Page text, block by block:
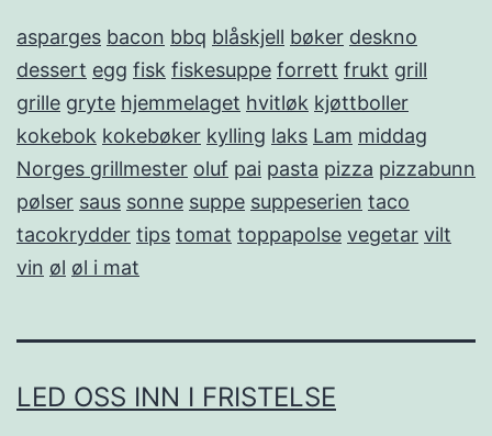
asparges bacon bbq blåskjell bøker deskno
dessert egg fisk fiskesuppe forrett frukt grill
grille gryte hjemmelaget hvitløk kjøttboller
kokebok kokebøker kylling laks Lam middag
Norges grillmester oluf pai pasta pizza pizzabunn
pølser saus sonne suppe suppeserien taco
tacokrydder tips tomat toppapolse vegetar vilt
vin øl øl i mat
LED OSS INN I FRISTELSE